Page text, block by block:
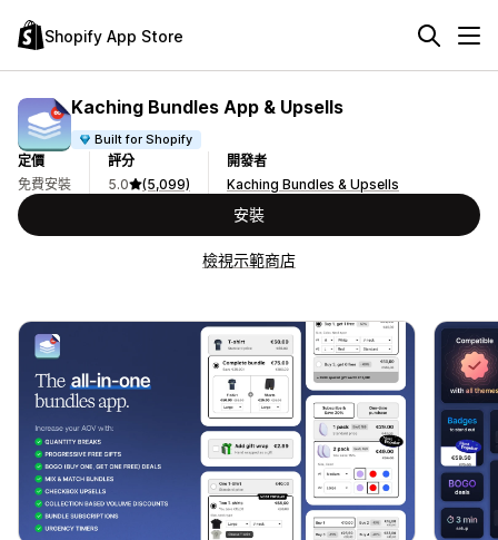
Shopify App Store
Kaching Bundles App & Upsells
Built for Shopify
定價
免費安裝
評分
5.0
(5,099)
開發者
Kaching Bundles & Upsells
安裝
檢視示範商店